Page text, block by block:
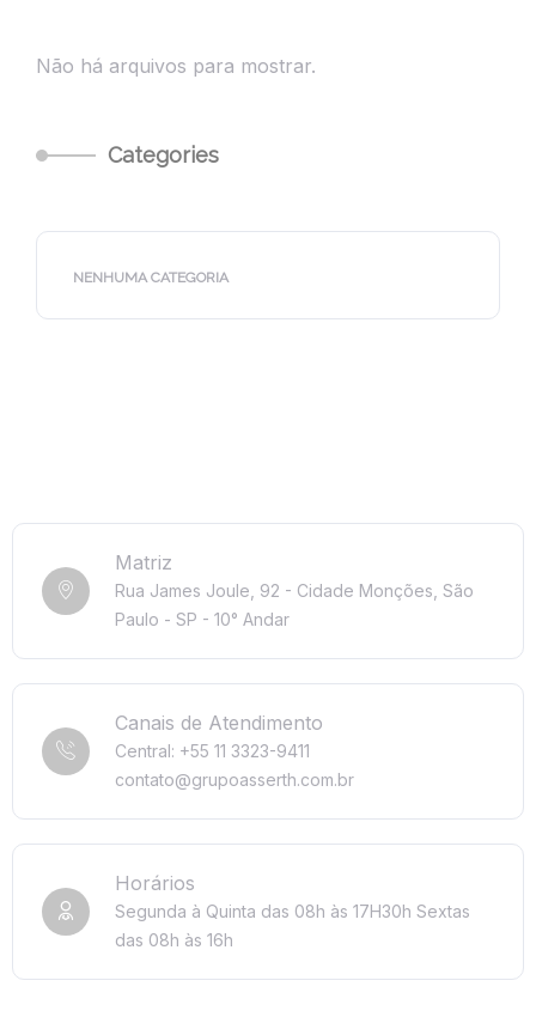
Não há arquivos para mostrar.
Categories
NENHUMA CATEGORIA
Matriz
Rua James Joule, 92 - Cidade Monções, São
Paulo - SP - 10° Andar
Canais de Atendimento
Central: +55 11 3323-9411
contato@grupoasserth.com.br
Horários
Segunda à Quinta das 08h às 17H30h Sextas
das 08h às 16h